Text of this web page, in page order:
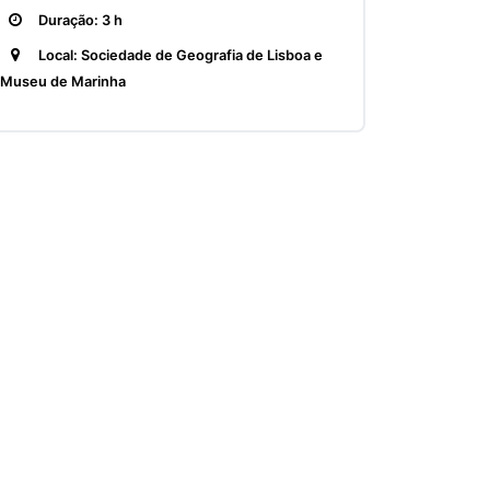
Duração: 3 h
Local: Sociedade de Geografia de Lisboa e
Museu de Marinha